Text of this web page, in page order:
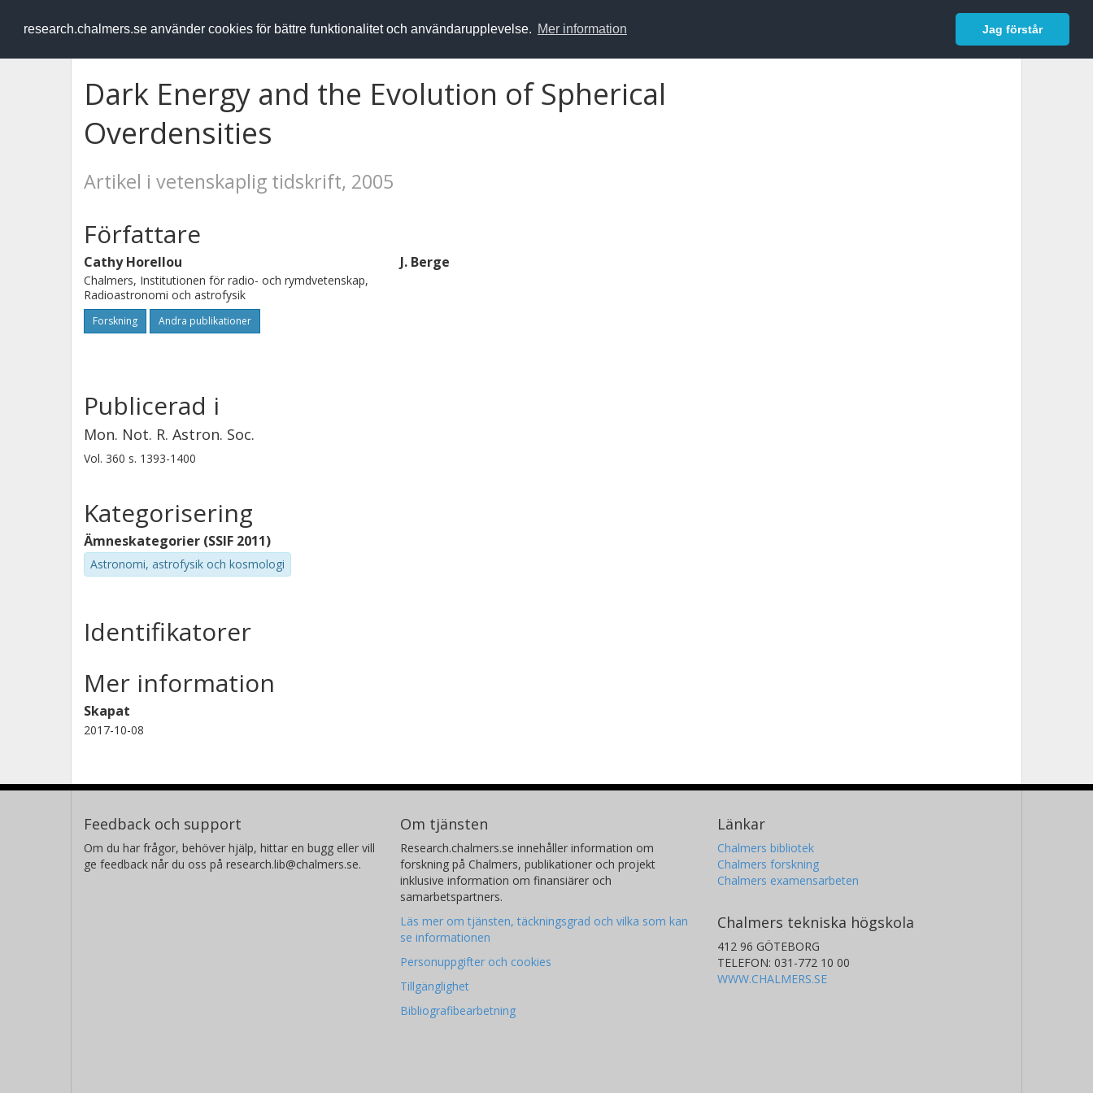
research.chalmers.se använder cookies för bättre funktionalitet och användarupplevelse. Mer information Jag förstår
RESEARCH.chalmers.se Logga in
Dark Energy and the Evolution of Spherical
Overdensities
Artikel i vetenskaplig tidskrift, 2005
Författare
Cathy Horellou
Chalmers, Institutionen för radio- och rymdvetenskap,
Radioastronomi och astrofysik
Forskning Andra publikationer
J. Berge
Publicerad i
Mon. Not. R. Astron. Soc.
Vol. 360 s. 1393-1400
Kategorisering
Ämneskategorier (SSIF 2011)
Astronomi, astrofysik och kosmologi
Identifikatorer
Mer information
Skapat
2017-10-08
Feedback och support
Om du har frågor, behöver hjälp, hittar en bugg eller vill
ge feedback når du oss på research.lib@chalmers.se.
Om tjänsten
Research.chalmers.se innehåller information om
forskning på Chalmers, publikationer och projekt
inklusive information om finansiärer och
samarbetspartners.
Läs mer om tjänsten, täckningsgrad och vilka som kan
se informationen
Personuppgifter och cookies
Tillgänglighet
Bibliografibearbetning
Länkar
Chalmers bibliotek
Chalmers forskning
Chalmers examensarbeten
Chalmers tekniska högskola
412 96 GÖTEBORG
TELEFON: 031-772 10 00
WWW.CHALMERS.SE